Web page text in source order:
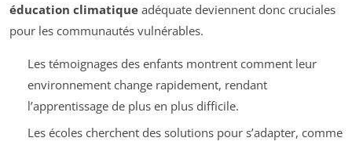
éducation climatique adéquate deviennent donc cruciales
pour les communautés vulnérables.
Les témoignages des enfants montrent comment leur
environnement change rapidement, rendant
l’apprentissage de plus en plus difficile.
Les écoles cherchent des solutions pour s’adapter, comme